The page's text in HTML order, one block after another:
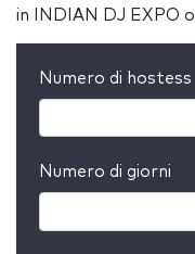
in INDIAN DJ EXPO o
Numero di hostess
Numero di giorni